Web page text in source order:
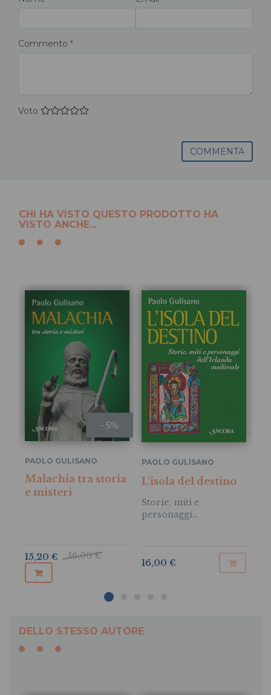
Commento *
Voto
COMMENTA
CHI HA VISTO QUESTO PRODOTTO HA
VISTO ANCHE...
- 5%
PAOLO GULISANO
Malachia tra storia
e misteri
16,00 €
15,20 €
PAOLO GULISANO
L'isola del destino
Storie, miti e
personaggi
16,00 €
DELLO STESSO AUTORE